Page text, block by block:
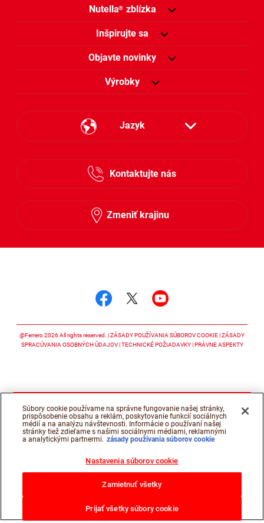
Nutella® zblízka
Inšpirujte sa
Objavte novinky
Výrobky
Jazyk
Česky
Kontaktujte nás
Zmeniť krajinu
@Ferrero 2026 All rights reserved. ZÁSADY POUŽÍVANIA SÚBOROV COOKIE ZÁSADY
SPRACÚVANIA OSOBNÝCH ÚDAJOV TECHNICKÉ POŽIADAVKY PRÁVNE ASPEKTY
Súbory cookie používame na správne fungovanie našej stránky,
prispôsobenie obsahu a reklám, poskytovanie funkcií sociálnych
médií a na analýzu návštevnosti. Informácie o používaní našej
stránky tiež zdieľame s našimi sociálnymi médiami, reklamnými
a analytickými partnermi. zásady používania súborov cookie
Nastavenia súborov cookie
Zamietnuť všetky
Prijať všetky súbory cookie